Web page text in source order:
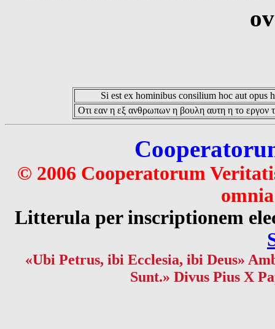
Si est ex hominibus consilium hoc aut opus
Οτι εαν η εξ ανθρωπων η βουλη αυτη η το εργον
© 2006 Cooperatorum
Litterula per inscriptionem
«Ubi Petrus, ibi Ecclesia, ibi Deus»
Sunt.» Divus Pius X